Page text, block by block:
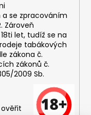
se zpracováním
. Zároveň
18ti let, tudíž se na
tabákových
zákona č.
zákonů č.
2009 Sb.